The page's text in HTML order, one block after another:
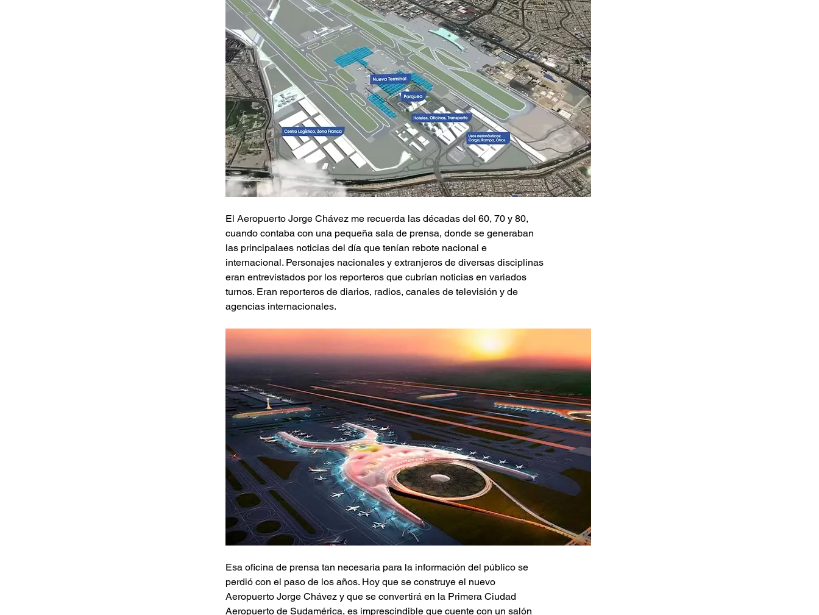
El Aeropuerto Jorge Chávez me recuerda las décadas del 60, 70 y 80,
cuando contaba con una pequeña sala de prensa, donde se generaban
las principalaes noticias del día que tenían rebote nacional e
internacional. Personajes nacionales y extranjeros de diversas disciplinas
eran entrevistados por los reporteros que cubrían noticias en variados
turnos. Eran reporteros de diarios, radios, canales de televisión y de
agencias internacionales.
Esa oficina de prensa tan necesaria para la información del público se
perdió con el paso de los años. Hoy que se construye el nuevo
Aeropuerto Jorge Chávez y que se convertirá en la Primera Ciudad
Aeropuerto de Sudamérica, es imprescindible que cuente con un salón